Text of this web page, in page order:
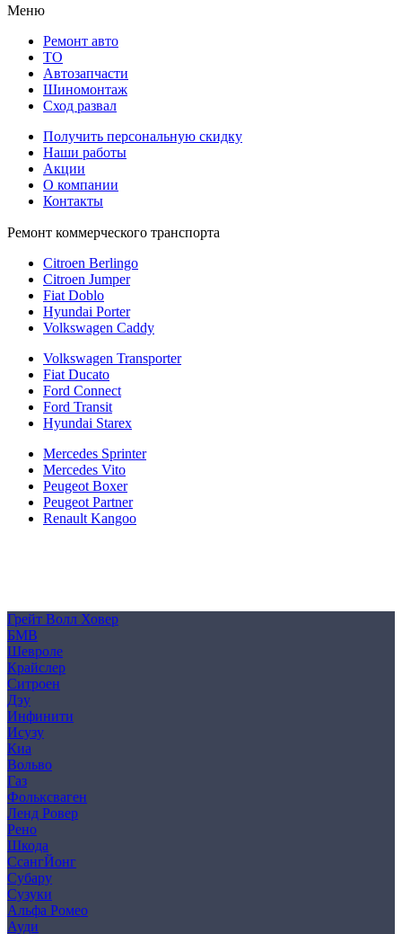
Меню
Ремонт авто
TO
Автозапчасти
Шиномонтаж
Сход развал
Получить персональную скидку
Наши работы
Акции
О компании
Контакты
Ремонт коммерческого транспорта
Citroen Berlingo
Citroen Jumper
Fiat Doblo
Hyundai Porter
Volkswagen Caddy
Volkswagen Transporter
Fiat Ducato
Ford Connect
Ford Transit
Hyundai Starex
Mercedes Sprinter
Mercedes Vito
Peugeot Boxer
Peugeot Partner
Renault Kangoo
Грейт Волл Ховер
БМВ
Шевроле
Крайслер
Ситроен
Дэу
Инфинити
Исузу
Киа
Вольво
Газ
Фольксваген
Ленд Ровер
Рено
Шкода
СсангЙонг
Субару
Сузуки
Альфа Ромео
Ауди